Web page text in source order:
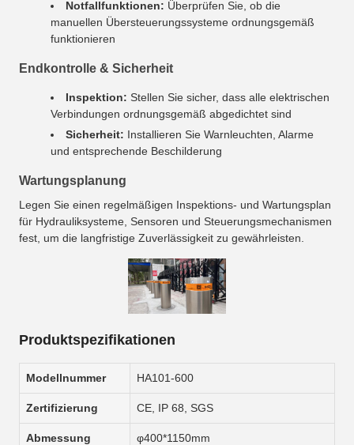
Notfallfunktionen: Überprüfen Sie, ob die
manuellen Übersteuerungssysteme ordnungsgemäß
funktionieren
Endkontrolle & Sicherheit
Inspektion: Stellen Sie sicher, dass alle elektrischen
Verbindungen ordnungsgemäß abgedichtet sind
Sicherheit: Installieren Sie Warnleuchten, Alarme
und entsprechende Beschilderung
Wartungsplanung
Legen Sie einen regelmäßigen Inspektions- und Wartungsplan
für Hydrauliksysteme, Sensoren und Steuerungsmechanismen
fest, um die langfristige Zuverlässigkeit zu gewährleisten.
Produktspezifikationen
Modellnummer HA101-600
Zertifizierung CE, IP 68, SGS
Abmessung φ400*1150mm